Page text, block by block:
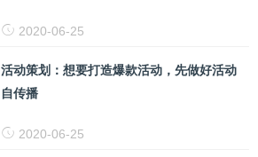
2020-06-25
活动策划：想要打造爆款活动，先做好活动
自传播
2020-06-25